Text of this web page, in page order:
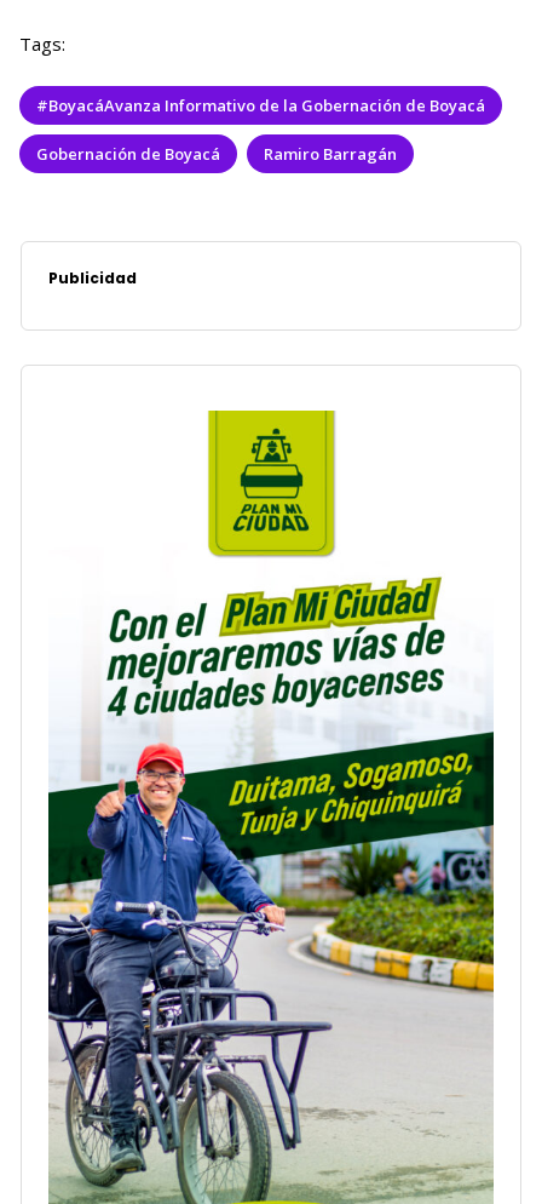
Tags:
#BoyacáAvanza Informativo de la Gobernación de Boyacá
Gobernación de Boyacá Ramiro Barragán
Publicidad